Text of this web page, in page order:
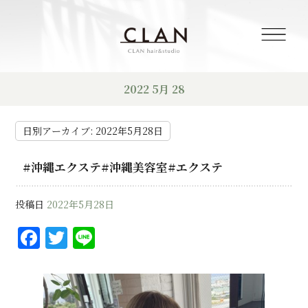
2022 5月 28
日別アーカイブ: 2022年5月28日
#沖縄エクステ#沖縄美容室#エクステ
投稿日 2022年5月28日
F
a
c
T
w
it e